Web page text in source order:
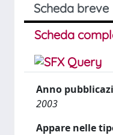
Scheda breve
Scheda
Anno
2003
Appare nelle